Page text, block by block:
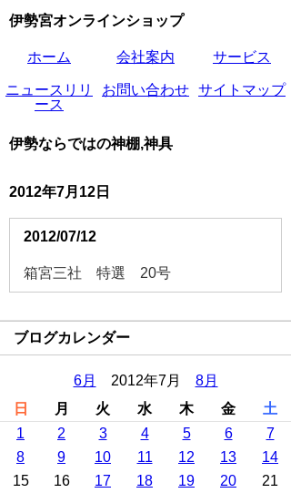
伊勢宮オンラインショップ
ホーム 会社案内 サービス
ニュースリリ
ース
お問い合わせ サイトマップ
伊勢ならではの神棚,神具
2012年7月12日
2012/07/12
箱宮三社 特選 20号
ブログカレンダー
6月 2012年7月 8月
日
月 火 水 木 金
土
1
2 3 4 5 6
7
8
9 10 11 12 13
14
15
16 17 18 19 20
21